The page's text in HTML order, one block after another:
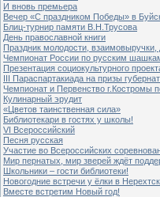
И вновь премьера
Вечер «С праздником Победы» в
Блиц-турнир памяти В.Н.Трусова
День православной книги
Праздник молодости,
Чемпионат России по русским
Презентация социокультурного
III Параспартакиада на призы
Чемпионат и Первенство г.Костромы
Кулинарный эрудит
«Цветов таинственная сила»
Библиотекари в гостях у школы!
VI Всероссийский
Песня русская
Участие во Всероссийских
Мир пернатых, мир зверей ждёт
Школьники – гости библиотеки!
Новогодние встречи у ёлки в
Вместе встретим Новый год!